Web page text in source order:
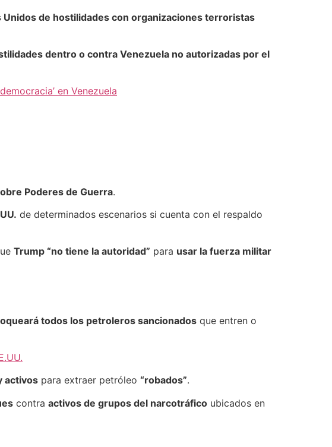
Unidos de hostilidades con organizaciones terroristas
dentro o contra Venezuela no autorizadas por el
en Venezuela
Poderes de Guerra.
de determinados escenarios si cuenta con el respaldo
Trump “no tiene la autoridad” para usar la fuerza militar
todos los petroleros sancionados que entren o
activos para extraer petróleo “robados”.
contra activos de grupos del narcotráfico ubicados en